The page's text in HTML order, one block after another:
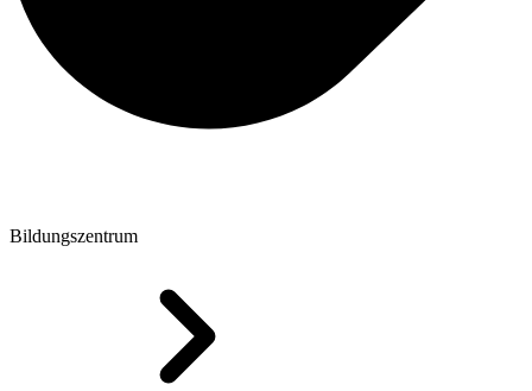
Bildungszentrum